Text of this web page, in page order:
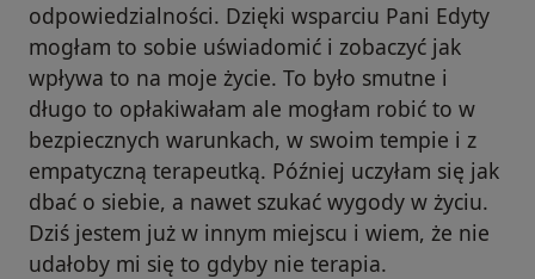
odpowiedzialności. Dzięki wsparciu Pani Edyty
mogłam to sobie uświadomić i zobaczyć jak
wpływa to na moje życie. To było smutne i
długo to opłakiwałam ale mogłam robić to w
bezpiecznych warunkach, w swoim tempie i z
empatyczną terapeutką. Później uczyłam się jak
dbać o siebie, a nawet szukać wygody w życiu.
Dziś jestem już w innym miejscu i wiem, że nie
udałoby mi się to gdyby nie terapia.